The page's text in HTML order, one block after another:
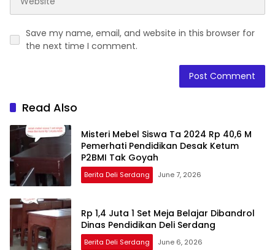
Save my name, email, and website in this browser for
the next time I comment.
Read Also
Misteri Mebel Siswa Ta 2024 Rp 40,6 M
Pemerhati Pendidikan Desak Ketum
P2BMI Tak Goyah
Berita Deli Serdang June 7, 2026
Rp 1,4 Juta 1 Set Meja Belajar Dibandrol
Dinas Pendidikan Deli Serdang
Berita Deli Serdang June 6, 2026